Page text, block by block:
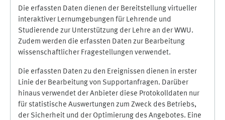
Die erfassten Daten dienen der Bereitstellung virtueller
interaktiver Lernumgebungen für Lehrende und
Studierende zur Unterstützung der Lehre an der WWU.
Zudem werden die erfassten Daten zur Bearbeitung
wissenschaftlicher Fragestellungen verwendet.
Die erfassten Daten zu den Ereignissen dienen in erster
Linie der Bearbeitung von Supportanfragen. Darüber
hinaus verwendet der Anbieter diese Protokolldaten nur
für statistische Auswertungen zum Zweck des Betriebs,
der Sicherheit und der Optimierung des Angebotes. Eine